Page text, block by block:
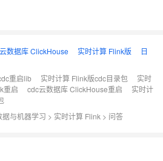
云数据库 ClickHouse 实时计算 Flink版
日
重启lib 实时计算 Flink版cdc目录包
实时
重启
cdc云数据库 ClickHouse重启
实时计
据与机器学习 > 实时计算 Flink > 问答